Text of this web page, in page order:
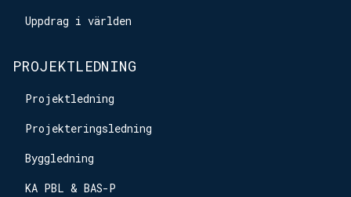
Uppdrag i världen
PROJEKTLEDNING
Projektledning
Projekteringsledning
Byggledning
KA PBL & BAS-P